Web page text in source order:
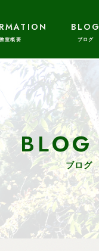
BLOG
BLOG
ブログ